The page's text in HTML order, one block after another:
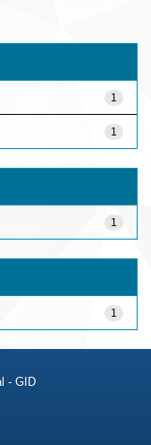
1
1
1
1
- GID